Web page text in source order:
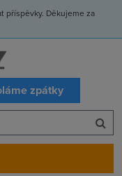
příspěvky. Děkujeme za
zpátky